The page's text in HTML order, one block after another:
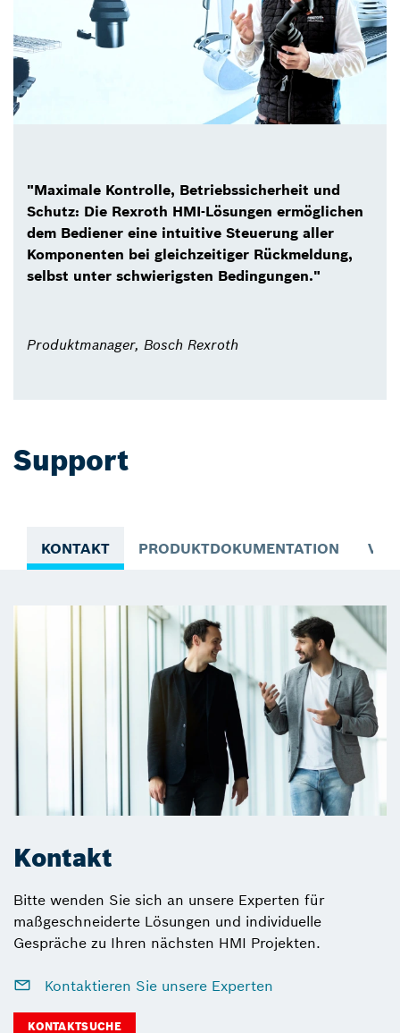
"Maximale Kontrolle, Betriebssicherheit und
Schutz: Die Rexroth HMI-Lösungen ermöglichen
dem Bediener eine intuitive Steuerung aller
Komponenten bei gleichzeitiger Rückmeldung,
selbst unter schwierigsten Bedingungen."
Produktmanager, Bosch Rexroth
Support
KONTAKT PRODUKTDOKUMENTATION
Kontakt
Bitte wenden Sie sich an unsere Experten für
maßgeschneiderte Lösungen und individuelle
Gespräche zu Ihren nächsten HMI Projekten.
Kontaktieren Sie unsere Experten
KONTAKTSUCHE